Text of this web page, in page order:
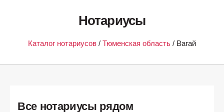
Нотариусы
Каталог нотариусов / Тюменская область / Вагай
Все нотариусы рядом